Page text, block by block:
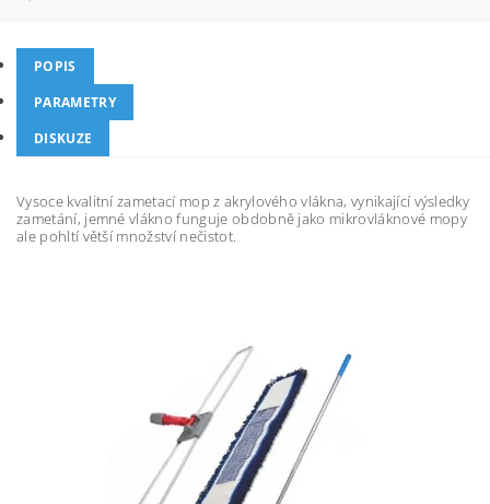
POPIS
PARAMETRY
DISKUZE
Vysoce kvalitní zametací mop z akrylového vlákna, vynikající výsledky
zametání, jemné vlákno funguje obdobně jako mikrovláknové mopy
ale pohltí větší množství nečistot.